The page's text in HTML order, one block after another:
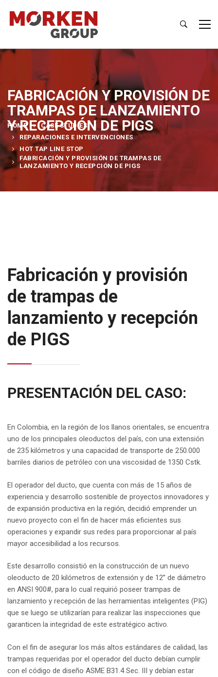
FABRICACIÓN Y PROVISIÓN DE
TRAMPAS DE LANZAMIENTO
Y RECEPCIÓN DE PIGS
HOME
CASE STUDIES
REPARACIONES E INTERVENCIONES
HOT TAP LINE STOP
FABRICACIÓN Y PROVISIÓN DE TRAMPAS DE
LANZAMIENTO Y RECEPCIÓN DE PIGS
Fabricación y provisión
de trampas de
lanzamiento y recepción
de PIGS
PRESENTACIÓN DEL CASO:
En Colombia, en la región de los llanos orientales, se encuentra
uno de los principales oleoductos del país, con una extensión
de 235 kilómetros y una capacidad de transporte de 250.000
barriles diarios de petróleo con una viscosidad de 1350 Cstk.
El operador del ducto, que cuenta con más de 15 años de
experiencia y desarrollo sostenible de proyectos innovadores y
de expansión productiva en la región, decidió emprender un
nuevo proyecto con el fin de hacer más eficientes sus
operaciones y expandir sus redes para proporcionar al país
mayor accesibilidad a los recursos.
Este desarrollo consistió en la construcción de un nuevo
oleoducto de 20 kilómetros de extensión y de 12” de diámetro
en ANSI 900#, para lo cual requirió poseer trampas de
lanzamiento y recepción de las herramientas inteligentes (PIG)
que se luego se utilizarían para realizar las inspecciones que
garanticen la integridad de este estratégico activo.
Con el fin de asegurar los más altos estándares de calidad, las
trampas requeridas por el operador del ducto debían cumplir
con el código de diseño ASME B31.4 Sec. III y debían estar